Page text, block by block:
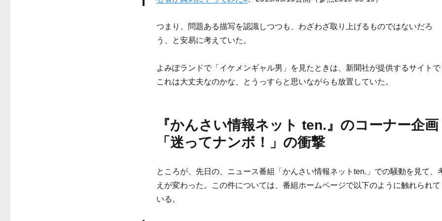
つまり、問題ある描写を認識しつつも、わざわざ取り上げるものではないだろ
う、と安易に考えていた。
よみぽランドで「イケメンギャル男」を見たときは、新聞社が提供するサイトで
これは大丈夫なのかな、とうっすらと思いながらも放置していた。
『かんさい情報ネット ten.』のコーナー企画
「迷ってナンボ！」の衝撃
ところが、先日の、ニュース番組「かんさい情報ネットten.」での騒動を見て、
えが変わった。この件については、番組ホームページで以下のように触れられて
いる。